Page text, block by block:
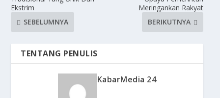
Ekstrim
SEBELUMNYA
Meringankan Rakyat
BERIKUTNYA
TENTANG PENULIS
KabarMedia 24